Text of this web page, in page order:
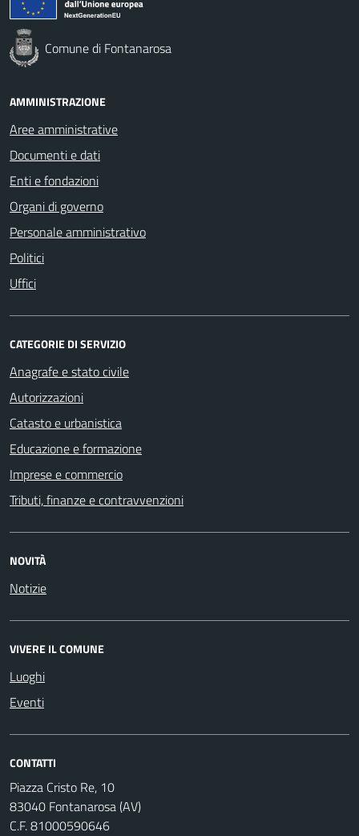
Comune di Fontanarosa
AMMINISTRAZIONE
Aree amministrative
Documenti e dati
Enti e fondazioni
Organi di governo
Personale amministrativo
Politici
Uffici
CATEGORIE DI SERVIZIO
Anagrafe e stato civile
Autorizzazioni
Catasto e urbanistica
Educazione e formazione
Imprese e commercio
Tributi, finanze e contravvenzioni
NOVITÀ
Notizie
VIVERE IL COMUNE
Luoghi
Eventi
CONTATTI
Piazza Cristo Re, 10
83040 Fontanarosa (AV)
C.F. 81000590646